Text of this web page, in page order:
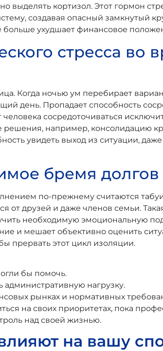
выделять кортизол. Этот гормон
создавая опасный замкнутый
больше ухудшает финансовое
стресса во
Когда ночью ум перебирает
день. Пропадает способность
человека сосредоточиваться
решения, например, консолидацию
увидеть выход из ситуации,
бремя долгов
по-прежнему считаются
от друзей и даже членов семьи.
необходимую эмоциональную
и мешает объективно оценить
прервать этот цикл изоляции.
бы помочь.
нагрузку.
рынках и нормативных
на своих приоритетах, пока
над своей жизнью.
на вашу